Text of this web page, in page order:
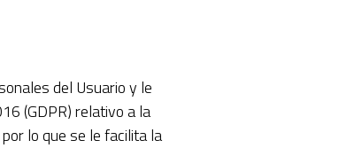
del Usuario y le
(GDPR) relativo a la
lo que se le facilita la